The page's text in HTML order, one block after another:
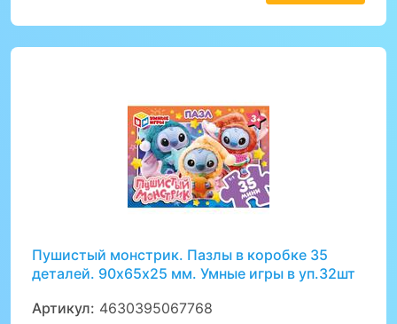
Пушистый монстрик. Пазлы в коробке 35
деталей. 90х65х25 мм. Умные игры в уп.32шт
Артикул: 4630395067768